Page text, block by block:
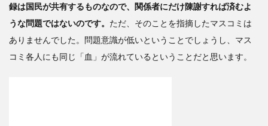
録は国民が共有するものなので、 関係者にだけ陳謝すれば済むよ
うな問題ではないのです。 ただ、そのことを指摘したマスコミは
ありませんでした。問題意識が低いということでしょうし、マス
コミ各人にも同じ「血」が流れているということだと思います。